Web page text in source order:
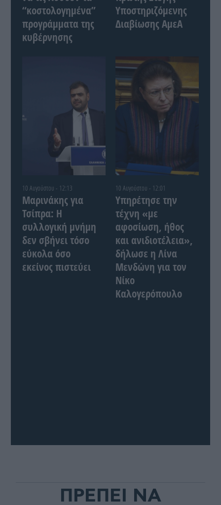
“κοστολογημένα”
προγράμματα της
κυβέρνησης
Υποστηριζόμενης
Διαβίωσης ΑμεΑ
10 Αυγούστου - 12:13
Μαρινάκης για
Τσίπρα: Η
συλλογική μνήμη
δεν σβήνει τόσο
εύκολα όσο
εκείνος πιστεύει
10 Αυγούστου - 12:01
Υπηρέτησε την
τέχνη «με
αφοσίωση, ήθος
και ανιδιοτέλεια»,
δήλωσε η Λίνα
Μενδώνη για τον
Νίκο
Καλογερόπουλο
ΠΡΕΠΕΙ ΝΑ